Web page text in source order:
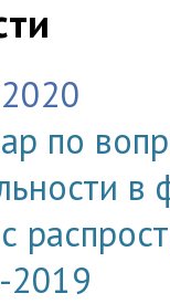
по
в
2019